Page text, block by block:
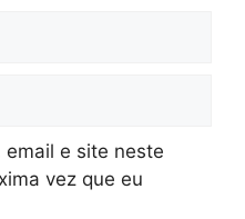
email e site neste
vez que eu